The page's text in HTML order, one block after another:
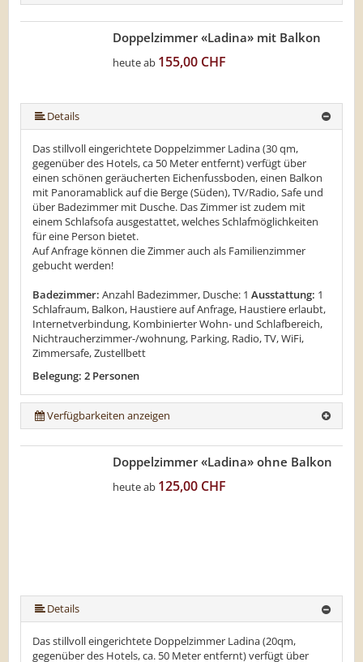
Doppelzimmer «Ladina» mit Balkon
heute ab 155,00 CHF
Details
Das stillvoll eingerichtete Doppelzimmer Ladina (30 qm,
gegenüber des Hotels, ca 50 Meter entfernt) verfügt über
einen schönen geräucherten Eichenfussboden, einen Balkon
mit Panoramablick auf die Berge (Süden), TV/Radio, Safe und
über Badezimmer mit Dusche. Das Zimmer ist zudem mit
einem Schlafsofa ausgestattet, welches Schlafmöglichkeiten
für eine Person bietet.
Auf Anfrage können die Zimmer auch als Familienzimmer
gebucht werden!
Badezimmer: Anzahl Badezimmer, Dusche: 1 Ausstattung: 1
Schlafraum, Balkon, Haustiere auf Anfrage, Haustiere erlaubt,
Internetverbindung, Kombinierter Wohn- und Schlafbereich,
Nichtraucherzimmer-/wohnung, Parking, Radio, TV, WiFi,
Zimmersafe, Zustellbett
Belegung: 2 Personen
Verfügbarkeiten anzeigen
Doppelzimmer «Ladina» ohne Balkon
heute ab 125,00 CHF
Details
Das stillvoll eingerichtete Doppelzimmer Ladina (20qm,
gegenüber des Hotels, ca. 50 Meter entfernt) verfügt über